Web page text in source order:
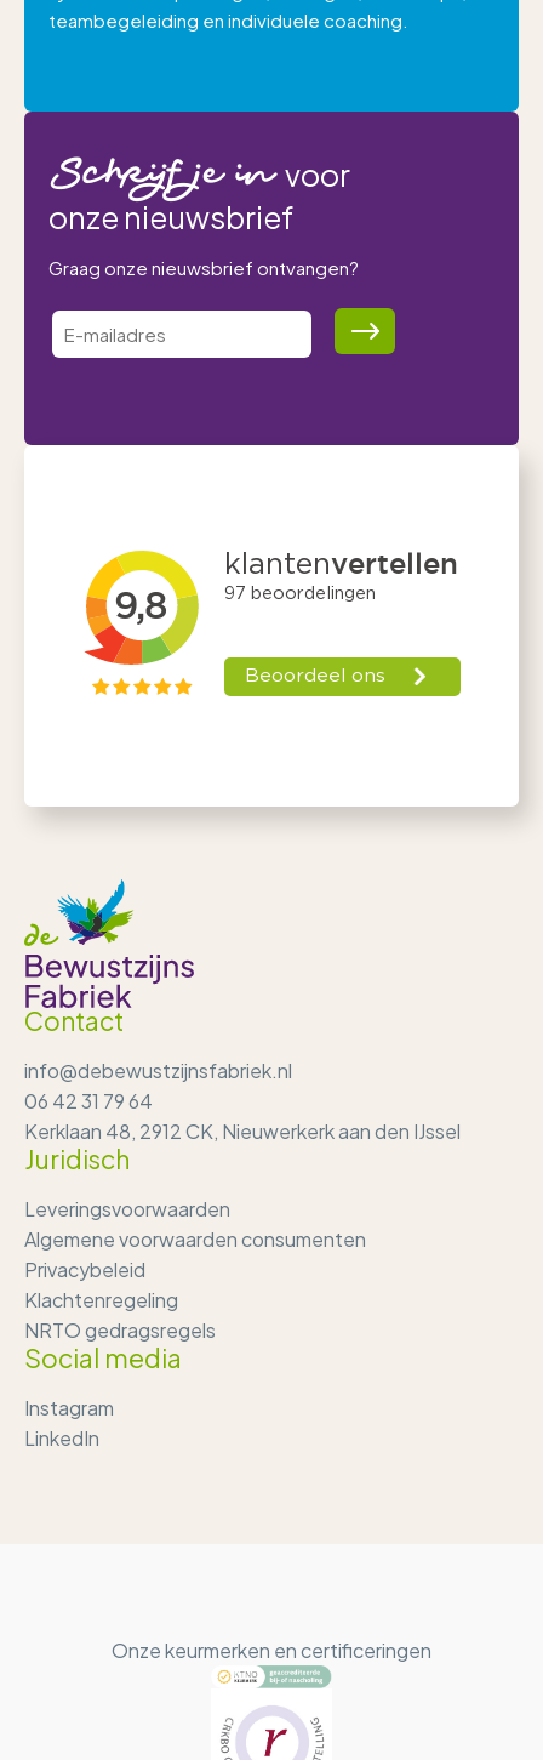
teambegeleiding en individuele coaching.
Schrijf je invoor
onze nieuwsbrief
Graag onze nieuwsbrief ontvangen?
Contact
info@debewustzijnsfabriek.nl
06 42 31 79 64
Kerklaan 48, 2912 CK, Nieuwerkerk aan den IJssel
Juridisch
Leveringsvoorwaarden
Algemene voorwaarden consumenten
Privacybeleid
Klachtenregeling
NRTO gedragsregels
Social media
Instagram
LinkedIn
Onze keurmerken en certificeringen